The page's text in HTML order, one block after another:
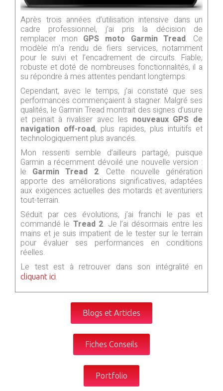
Après trois années d’utilisation intensive dans un
cadre professionnel, j’ai pris la décision de
remplacer mon GPS moto Garmin Tread. Ce
modèle m’a rendu de fiers services, notamment
pour le suivi et l’encadrement de circuits. Fiable,
robuste et doté de nombreuses fonctionnalités, il a
su répondre à mes attentes pendant longtemps.
Cependant, avec le temps, j’ai constaté que ses
performances commençaient à stagner. Malgré ses
qualités, le Garmin Tread montrait des signes d’usure
et peinait à rivaliser avec les nouveaux GPS de
navigation off-road, plus rapides, plus intuitifs et
technologiquement plus avancés.
Mon ressenti semble d’ailleurs partagé, puisque
Garmin a récemment dévoilé une nouvelle version :
le Garmin Tread 2. Cette nouvelle génération
apporte des améliorations significatives, adaptées
aux exigences actuelles des motards et aventuriers
tout-terrain.
Séduit par ces évolutions, j’ai franchi le pas et
commandé le Tread 2. Je l’ai désormais entre les
mains et je suis impatient de le tester sur le terrain
pour évaluer ses performances en conditions
réelles.
Le test est à retrouver dans son intégralité en
cliquant ici.
Blogs et Articles
Fiches Conseils
Portfolio